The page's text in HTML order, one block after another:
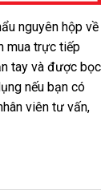
nguyên hộp về
mua trực tiếp
đặt
tay kiểm
tra
và địa
chỉ
được bọc
tư
vấn
nếu bạn có
viên tư vấn,